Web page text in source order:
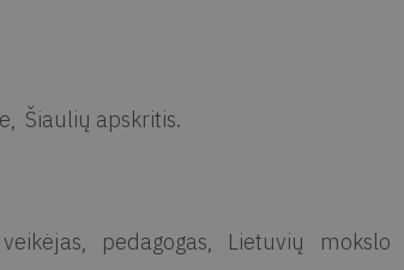
Šiaulių apskritis.
pedagogas, Lietuvių mokslo